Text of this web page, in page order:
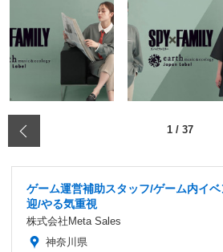
1/ 37
ゲーム運営補助スタッフ/ゲーム内イ
迎/やる気重視
株式会社Meta Sales
神奈川県